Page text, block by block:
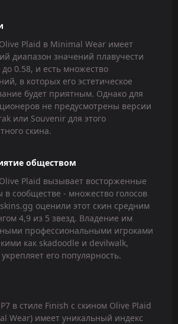
Plaid в Minimal Wear имеет
диапазон значений плавучести
до 0.58, и есть множество
в которых его эстетическое
будет приятным. Однако для
не предусмотрены версии
или Souvenir для этого
скина.
обществом
Plaid вызывает восторженные
в сообществе - множество голосов
оценили этот скин средним
4,9 из 5 звезд. Владение им
профессиональными игроками
как skadoodle и devilwalk,
его популярность.
в стиле Finish с скином Olive Plaid
Wear) имеет уникальный индекс